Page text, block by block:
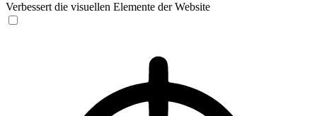
Verbessert die visuellen Elemente der Website